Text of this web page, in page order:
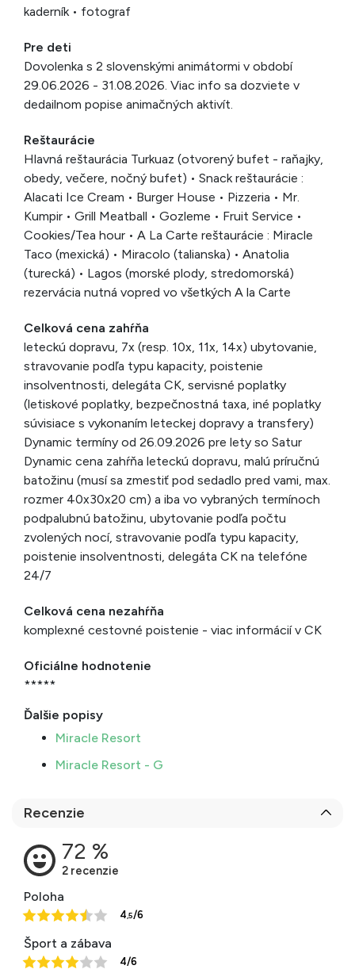
kaderník • fotograf
Pre deti
Dovolenka s 2 slovenskými animátormi v období
29.06.2026 - 31.08.2026. Viac info sa dozviete v
dedailnom popise animačných aktivít.
Reštaurácie
Hlavná reštaurácia Turkuaz (otvorený bufet - raňajky,
obedy, večere, nočný bufet) • Snack reštaurácie :
Alacati Ice Cream • Burger House • Pizzeria • Mr.
Kumpir • Grill Meatball • Gozleme • Fruit Service •
Cookies/Tea hour • A La Carte reštaurácie : Miracle
Taco (mexická) • Miracolo (talianska) • Anatolia
(turecká) • Lagos (morské plody, stredomorská)
rezervácia nutná vopred vo všetkých A la Carte
Celková cena zahŕňa
leteckú dopravu, 7x (resp. 10x, 11x, 14x) ubytovanie,
stravovanie podľa typu kapacity, poistenie
insolventnosti, delegáta CK, servisné poplatky
(letiskové poplatky, bezpečnostná taxa, iné poplatky
súvisiace s vykonaním leteckej dopravy a transfery)
Dynamic termíny od 26.09.2026 pre lety so Satur
Dynamic cena zahŕňa leteckú dopravu, malú príručnú
batožinu (musí sa zmestiť pod sedadlo pred vami, max.
rozmer 40x30x20 cm) a iba vo vybraných termínoch
podpalubnú batožinu, ubytovanie podľa počtu
zvolených nocí, stravovanie podľa typu kapacity,
poistenie insolventnosti, delegáta CK na telefóne
24/7
Celková cena nezahŕňa
komplexné cestovné poistenie - viac informácií v CK
Oficiálne hodnotenie
*****
Ďalšie popisy
Miracle Resort
Miracle Resort - G
Recenzie
Poloha
4,5/6
Šport a zábava
4/6